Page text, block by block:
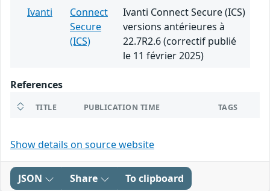
Ivanti
Connect
Secure
(ICS)
Ivanti Connect Secure (ICS)
versions antérieures à
22.7R2.6 (correctif publié
le 11 février 2025)
References
TITLE PUBLICATION TIME TAGS
Show details on source website
JSON Share To clipboard